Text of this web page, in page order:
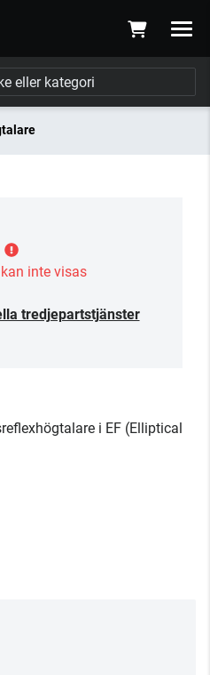
inte visas
tredjepartstjänster
i EF (Elliptical